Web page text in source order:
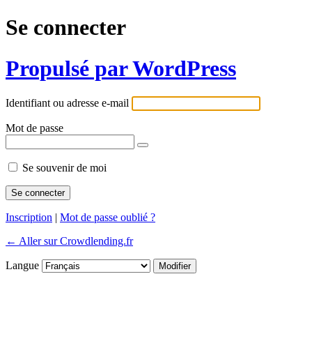
Se connecter
Propulsé par WordPress
Identifiant ou adresse e-mail
Mot de passe
Se souvenir de moi
Inscription | Mot de passe oublié ?
← Aller sur Crowdlending.fr
Langue